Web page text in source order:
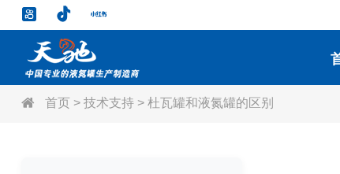
首页> 技术支持> 杜瓦罐和液氮罐的区别